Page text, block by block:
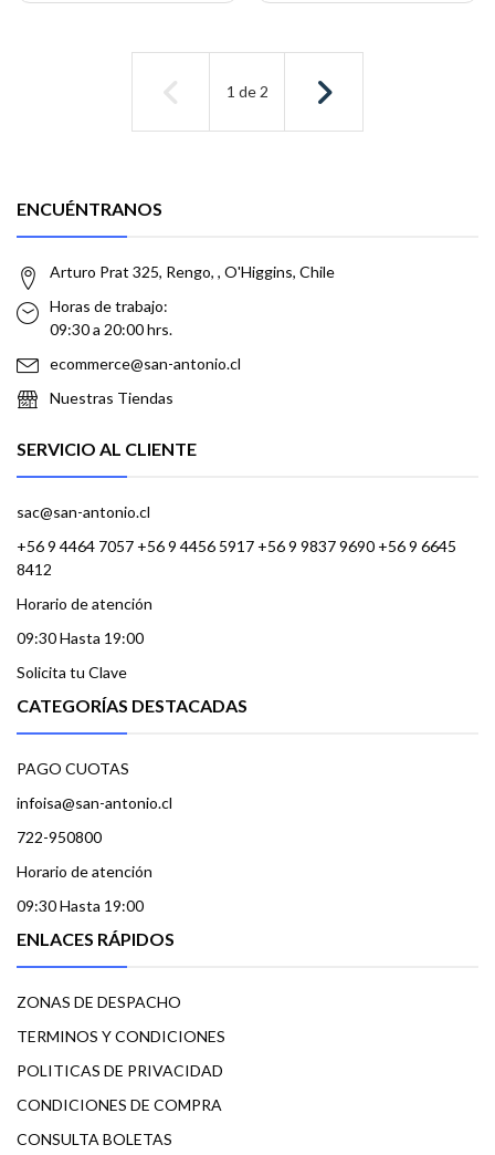
1 de 2
ENCUÉNTRANOS
Arturo Prat 325, Rengo, , O'Higgins, Chile
Horas de trabajo:
09:30 a 20:00 hrs.
ecommerce@san-antonio.cl
Nuestras Tiendas
SERVICIO AL CLIENTE
sac@san-antonio.cl
+56 9 4464 7057 +56 9 4456 5917 +56 9 9837 9690 +56 9 6645
8412
Horario de atención
09:30 Hasta 19:00
Solicita tu Clave
CATEGORÍAS DESTACADAS
PAGO CUOTAS
infoisa@san-antonio.cl
722-950800
Horario de atención
09:30 Hasta 19:00
ENLACES RÁPIDOS
ZONAS DE DESPACHO
TERMINOS Y CONDICIONES
POLITICAS DE PRIVACIDAD
CONDICIONES DE COMPRA
CONSULTA BOLETAS